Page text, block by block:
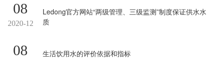
08
2020-12
Ledong官方网站“两级管理、三级监测”制度保证供水水
质
08 生活饮用水的评价依据和指标